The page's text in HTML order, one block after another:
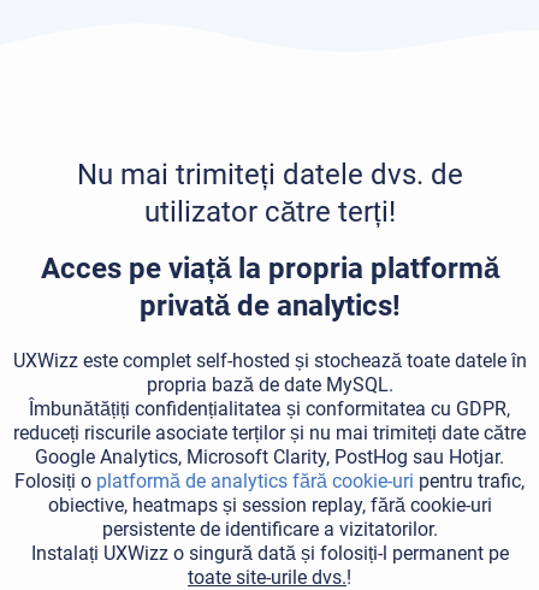
Nu mai trimiteți datele dvs. de
utilizator către terți!
Acces pe viață la propria platformă
privată de analytics!
UXWizz este complet self-hosted și stochează toate datele în
propria bază de date MySQL.
Îmbunătățiți confidențialitatea și conformitatea cu GDPR,
reduceți riscurile asociate terților și nu mai trimiteți date către
Google Analytics, Microsoft Clarity, PostHog sau Hotjar.
Folosiți o platformă de analytics fără cookie-uri pentru trafic,
obiective, heatmaps și session replay, fără cookie-uri
persistente de identificare a vizitatorilor.
Instalați UXWizz o singură dată și folosiți-l permanent pe
toate site-urile dvs.!